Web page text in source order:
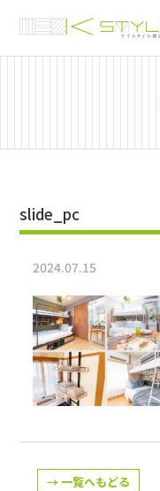
slide_pc
2024.07.15
→ 一覧へもどる